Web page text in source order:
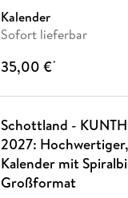
Kalender
Sofort lieferbar
35,00 €*
Schottland -
2027:
Kalender mit
Großformat